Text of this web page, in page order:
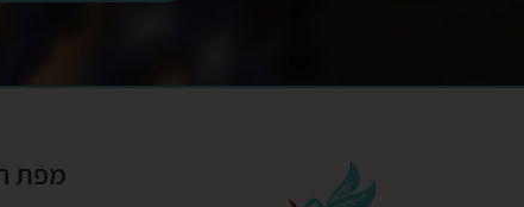
מפת